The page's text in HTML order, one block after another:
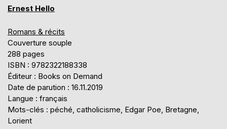
Ernest Hello
Romans & récits
Couverture souple
288 pages
ISBN : 9782322188338
Éditeur : Books on Demand
Date de parution : 16.11.2019
Langue : français
Mots-clés : péché, catholicisme, Edgar Poe, Bretagne,
Lorient